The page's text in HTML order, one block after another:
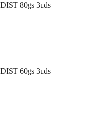
80gs 3uds
60gs 3uds